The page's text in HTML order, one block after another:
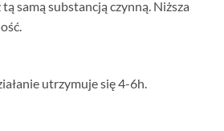
samą substancją czynną. Niższa
utrzymuje się 4-6h.